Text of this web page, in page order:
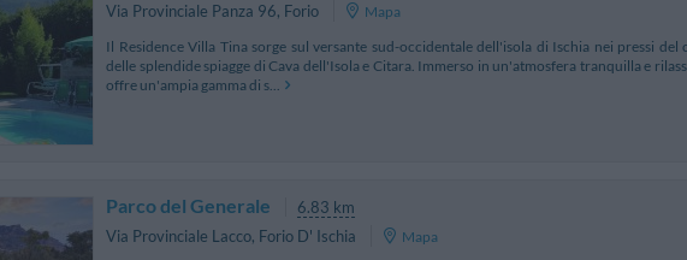
Via Provinciale Panza 96, Forio
Mapa
Il Residence Villa Tina sorge sul versante sud-occidentale dell'isola di Ischia nei pressi
delle splendide spiagge di Cava dell'Isola e Citara. Immerso in un'atmosfera tranquilla e
offre un'ampia gamma di s...
Parco del Generale
6.83 km
Via Provinciale Lacco, Forio D' Ischia
Mapa